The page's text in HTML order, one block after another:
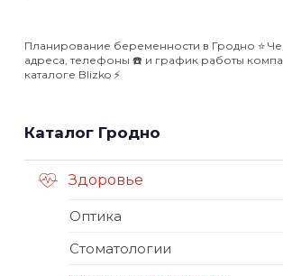
Планирование беременности в Гродно ⭐️
адреса, телефоны ☎️ и график работы
каталоге Blizko ⚡️
Каталог Гродно
Здоровье
Оптика
Стоматологии